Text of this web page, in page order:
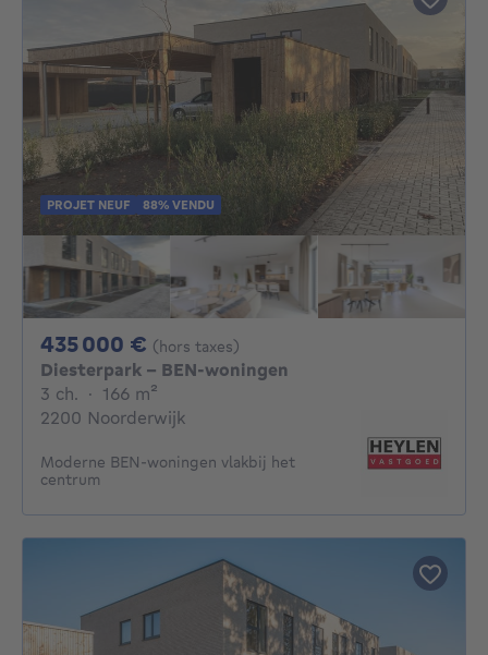
PROJET NEUF 88% VENDU
435 000 € 435000€
(hors taxes)
Diesterpark - BEN-woningen
3 ch. 3 chambres
· 166 m²
2200 Noorderwijk
Moderne BEN-woningen vlakbij het
centrum